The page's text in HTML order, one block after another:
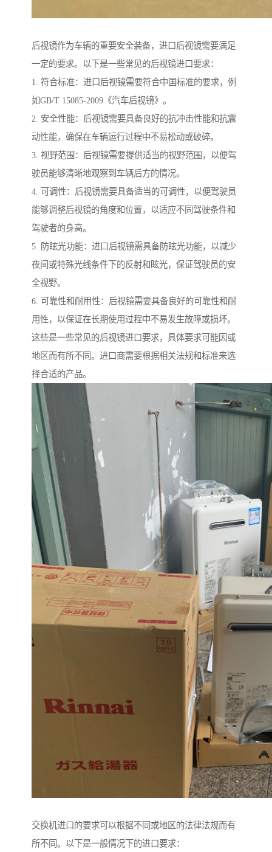
后视镜作为车辆的重要安全装备，进口后视镜需要满足
一定的要求。以下是一些常见的后视镜进口要求：
1. 符合标准：进口后视镜需要符合中国标准的要求，例
如GB/T 15085-2009《汽车后视镜》。
2. 安全性能：后视镜需要具备良好的抗冲击性能和抗震
动性能，确保在车辆运行过程中不易松动或破碎。
3. 视野范围：后视镜需要提供适当的视野范围，以便驾
驶员能够清晰地观察到车辆后方的情况。
4. 可调性：后视镜需要具备适当的可调性，以便驾驶员
能够调整后视镜的角度和位置，以适应不同驾驶条件和
驾驶者的身高。
5. 防眩光功能：进口后视镜需具备防眩光功能，以减少
夜间或特殊光线条件下的反射和眩光，保证驾驶员的安
全视野。
6. 可靠性和耐用性：后视镜需要具备良好的可靠性和耐
用性，以保证在长期使用过程中不易发生故障或损坏。
这些是一些常见的后视镜进口要求，具体要求可能因或
地区而有所不同。进口商需要根据相关法规和标准来选
择合适的产品。
交换机进口的要求可以根据不同或地区的法律法规而有
所不同。以下是一般情况下的进口要求：